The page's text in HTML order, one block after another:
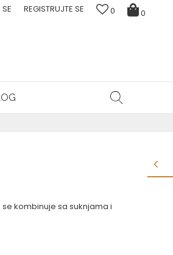
0
0
REGISTRUJTE SE
kombinuje sa suknjama i